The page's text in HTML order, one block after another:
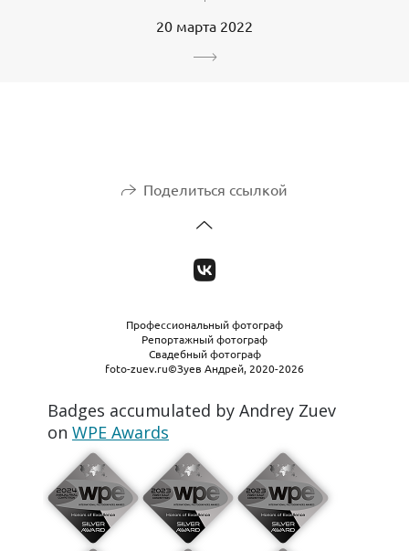
20 марта 2022
Поделиться ссылкой
Профессиональный фотограф
Репортажный фотограф
Свадебный фотограф
foto-zuev.ru©Зуев Андрей, 2020-2026